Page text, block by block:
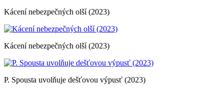
Kácení nebezpečných olší (2023)
Kácení nebezpečných olší (2023)
P. Spousta uvolňuje dešťovou výpusť (2023)